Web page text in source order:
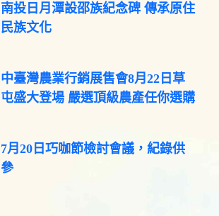
南投日月潭設邵族紀念碑 傳承原住
民族文化
中臺灣農業行銷展售會8月22日草
屯盛大登場 嚴選頂級農產任你選購
7月20日巧咖節檢討會議，紀錄供
參